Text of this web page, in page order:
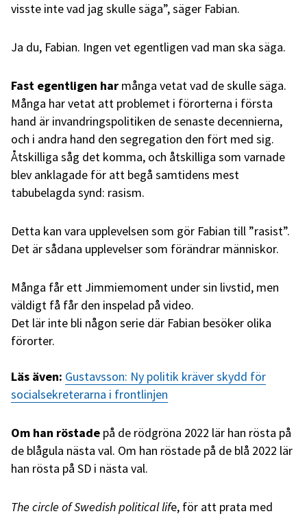
visste inte vad jag skulle säga”, säger Fabian.
Ja du, Fabian. Ingen vet egentligen vad man ska säga.
Fast egentligen har många vetat vad de skulle säga.
Många har vetat att problemet i förorterna i första
hand är invandringspolitiken de senaste decennierna,
och i andra hand den segregation den fört med sig.
Åtskilliga såg det komma, och åtskilliga som varnade
blev anklagade för att begå samtidens mest
tabubelagda synd: rasism.
Detta kan vara upplevelsen som gör Fabian till ”rasist”.
Det är sådana upplevelser som förändrar människor.
Många får ett Jimmiemoment under sin livstid, men
väldigt få får den inspelad på video.
Det lär inte bli någon serie där Fabian besöker olika
förorter.
Läs även: Gustavsson: Ny politik kräver skydd för
socialsekreterarna i frontlinjen
Om han röstade på de rödgröna 2022 lär han rösta på
de blågula nästa val. Om han röstade på de blå 2022 lär
han rösta på SD i nästa val.
The circle of Swedish political life, för att prata med